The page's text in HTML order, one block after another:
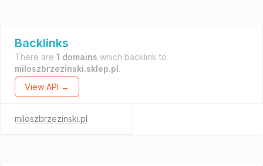
Backlinks
There are 1 domains which backlink to
miloszbrzezinski.sklep.pl.
View API →
miloszbrzezinski.pl